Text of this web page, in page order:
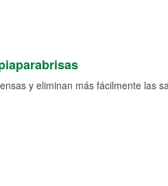
y eliminan más fácilmente las